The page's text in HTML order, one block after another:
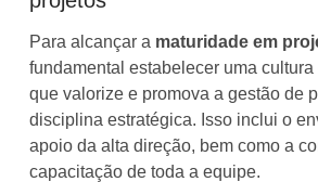
Para alcançar a maturidade em
fundamental estabelecer uma cultura
que valorize e promova a gestão de
disciplina estratégica. Isso inclui o
apoio da alta direção, bem como a
capacitação de toda a equipe.